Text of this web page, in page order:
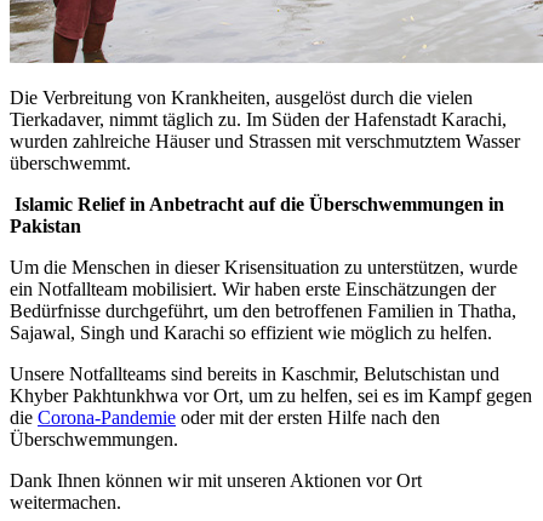
Die Verbreitung von Krankheiten, ausgelöst durch die vielen
Tierkadaver, nimmt täglich zu. Im Süden der Hafenstadt Karachi,
wurden zahlreiche Häuser und Strassen mit verschmutztem Wasser
überschwemmt.
Islamic Relief in Anbetracht auf die Überschwemmungen in
Pakistan
Um die Menschen in dieser Krisensituation zu unterstützen, wurde
ein Notfallteam mobilisiert. Wir haben erste Einschätzungen der
Bedürfnisse durchgeführt, um den betroffenen Familien in Thatha,
Sajawal, Singh und Karachi so effizient wie möglich zu helfen.
Unsere Notfallteams sind bereits in Kaschmir, Belutschistan und
Khyber Pakhtunkhwa vor Ort, um zu helfen, sei es im Kampf gegen
die Corona-Pandemie oder mit der ersten Hilfe nach den
Überschwemmungen.
Dank Ihnen können wir mit unseren Aktionen vor Ort
weitermachen.